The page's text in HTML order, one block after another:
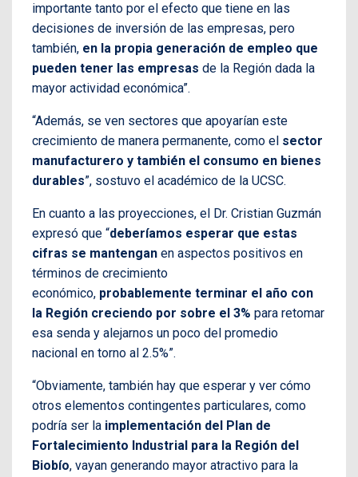
importante tanto por el efecto que tiene en las
decisiones de inversión de las empresas, pero
también, en la propia generación de empleo que
pueden tener las empresas de la Región dada la
mayor actividad económica”.
“Además, se ven sectores que apoyarían este
crecimiento de manera permanente, como el sector
manufacturero y también el consumo en bienes
durables”, sostuvo el académico de la UCSC.
En cuanto a las proyecciones, el Dr. Cristian Guzmán
expresó que “deberíamos esperar que estas
cifras se mantengan en aspectos positivos en
términos de crecimiento
económico, probablemente terminar el año con
la Región creciendo por sobre el 3% para retomar
esa senda y alejarnos un poco del promedio
nacional en torno al 2.5%”.
“Obviamente, también hay que esperar y ver cómo
otros elementos contingentes particulares, como
podría ser la implementación del Plan de
Fortalecimiento Industrial para la Región del
Biobío, vayan generando mayor atractivo para la